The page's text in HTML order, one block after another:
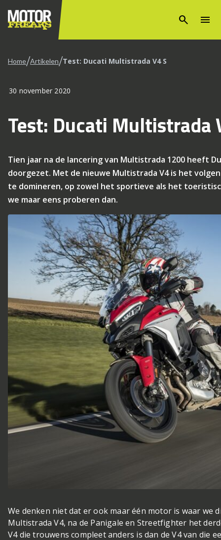
search menu
Home/Artikelen/Test: Ducati Multistrada V4 S
30 november 2020
Test: Ducati Multistrada
Tien jaar na de lancering van Multistrada 1200 heeft
doorgezet. Met de nieuwe Multistrada V4 is het
te domineren, op zowel het sportieve als het
we maar eens proberen dan.
We denken niet dat er ook maar één motor is waar
Multistrada V4, na de Panigale en Streetfighter het
V4 die trouwens compleet anders is dan de V4 van die